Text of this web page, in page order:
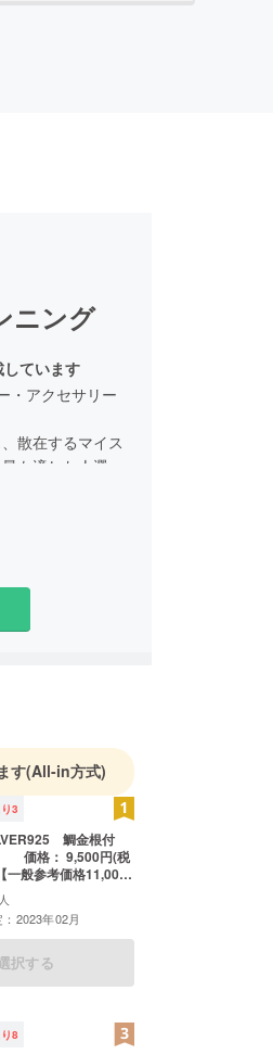
ニング
ています
・アクセサリー
散在するマイス
も適した人選を
。
す(All-in方式)
3
鯛金根付
価格： 9,500円(税
一般参考価格11,000
１つ SILVER925
ンド 根付紐 桐箱付
約25mm×横約
約6mm ピンク
（桜鯛）・ゴールド
2023年02月
択する
8